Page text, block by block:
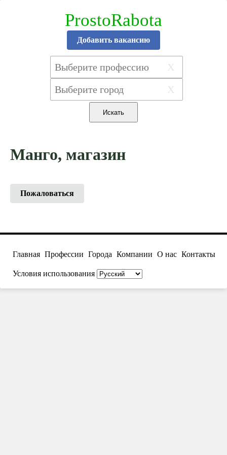
ProstoRabota
Добавить вакансию
X
X
Манго, магазин
Пожаловаться
Главная Профессии Города Компании О нас Контакты
Условия использования